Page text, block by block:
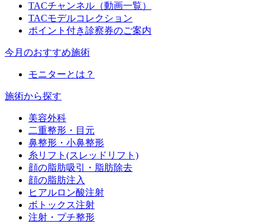
TACチャンネル（動画一覧）
TACモデルコレクション
ポイント付き診察券のご案内
今月のおすすめ施術
モニターとは？
施術から探す
美容外科
二重整形・目元
鼻整形・小鼻整形
糸リフト(スレッドリフト)
顔の脂肪吸引・脂肪除去
顔の脂肪注入
ヒアルロン酸注射
ボトックス注射
注射・プチ整形